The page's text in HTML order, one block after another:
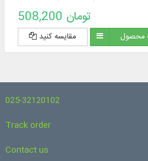
translations of the Qur’an (57
translations [from exegeses] + 60
the Encyclopedia Section), sources
508,200 تومان
مقایسه کنید محصول
025-32120102
Track order
Contact us